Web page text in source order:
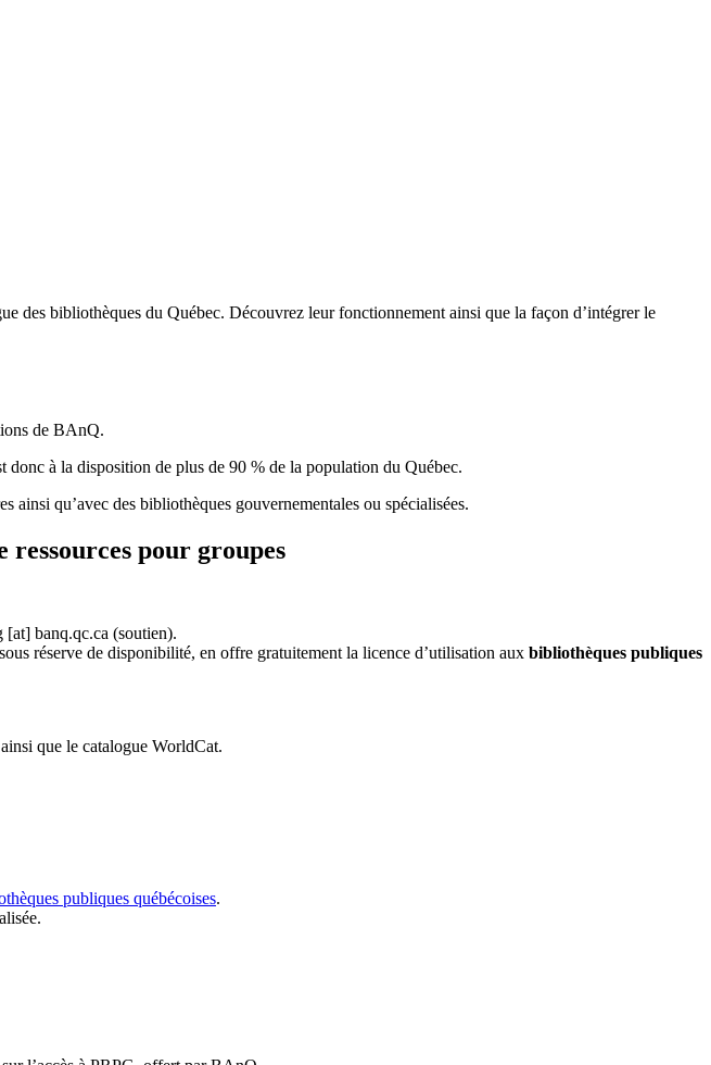
des bibliothèques du Québec. Découvrez leur fonctionnement ainsi que la façon d’intégrer le
de BAnQ.
donc à la disposition de plus de 90 % de la population du Québec.
ainsi qu’avec des bibliothèques gouvernementales ou spécialisées.
ressources pour groupes
[at] banq.qc.ca (soutien).
réserve de disponibilité, en offre gratuitement la licence d’utilisation aux bibliothèques publiques
que le catalogue WorldCat.
publiques québécoises.